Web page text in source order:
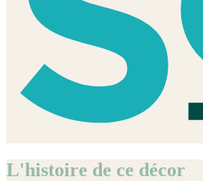
L'histoire de ce décor